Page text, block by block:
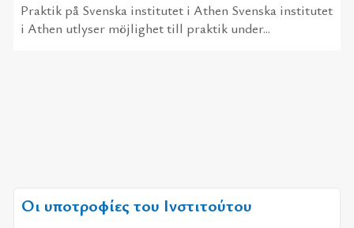
Praktik på Svenska institutet i Athen Svenska institutet
i Athen utlyser möjlighet till praktik under...
Οι υποτροφίες του Ινστιτούτου